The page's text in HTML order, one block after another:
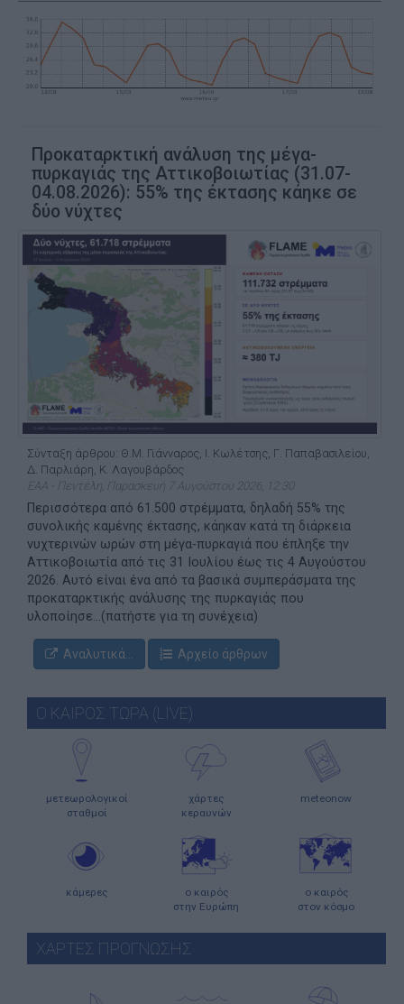
Προκαταρκτική ανάλυση της μέγα-
πυρκαγιάς της Αττικοβοιωτίας (31.07-
04.08.2026): 55% της έκτασης κάηκε σε
δύο νύχτες
Σύνταξη άρθρου: Θ.Μ. Γιάνναρος, Ι. Κωλέτσης, Γ. Παπαβασιλείου,
Δ. Παρλιάρη, Κ. Λαγουβάρδος
ΕΑΑ - Πεντέλη, Παρασκευή 7 Αυγούστου 2026, 12:30
Περισσότερα από 61.500 στρέμματα, δηλαδή 55% της
συνολικής καμένης έκτασης, κάηκαν κατά τη διάρκεια
νυχτερινών ωρών στη μέγα-πυρκαγιά που έπληξε την
Αττικοβοιωτία από τις 31 Ιουλίου έως τις 4 Αυγούστου
2026. Αυτό είναι ένα από τα βασικά συμπεράσματα της
προκαταρκτικής ανάλυσης της πυρκαγιάς που
υλοποίησε...(πατήστε για τη συνέχεια)
Αναλυτικά... Αρχείο άρθρων
Ο ΚΑΙΡΟΣ ΤΩΡΑ (LIVE)
μετεωρολογικοί
σταθμοί
χάρτες
κεραυνών
meteonow
κάμερες
ο καιρός
στην Ευρώπη
ο καιρός
στον κόσμο
ΧΑΡΤΕΣ ΠΡΟΓΝΩΣΗΣ